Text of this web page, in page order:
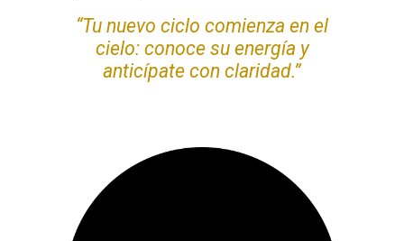
“Tu nuevo ciclo comienza en el
cielo: conoce su energía y
anticípate con claridad.”